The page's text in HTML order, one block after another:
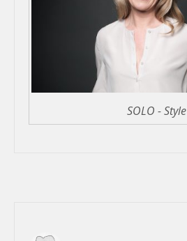
SOLO - Style